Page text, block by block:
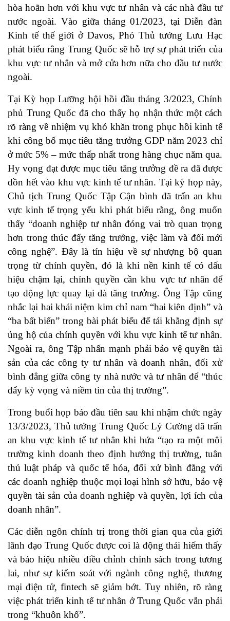
hòa hoãn hơn với khu vực tư nhân và các nhà đầu tư
nước ngoài. Vào giữa tháng 01/2023, tại Diễn đàn
Kinh tế thế giới ở Davos, Phó Thủ tướng Lưu Hạc
phát biểu rằng Trung Quốc sẽ hỗ trợ sự phát triển của
khu vực tư nhân và mở cửa hơn nữa cho đầu tư nước
ngoài.
Tại Kỳ họp Lưỡng hội hồi đầu tháng 3/2023, Chính
phủ Trung Quốc đã cho thấy họ nhận thức một cách
rõ ràng về nhiệm vụ khó khăn trong phục hồi kinh tế
khi công bố mục tiêu tăng trưởng GDP năm 2023 chỉ
ở mức 5% – mức thấp nhất trong hàng chục năm qua.
Hy vọng đạt được mục tiêu tăng trưởng đề ra đã được
dồn hết vào khu vực kinh tế tư nhân. Tại kỳ họp này,
Chủ tịch Trung Quốc Tập Cận bình đã trấn an khu
vực kinh tế trọng yếu khi phát biểu rằng, ông muốn
thấy “doanh nghiệp tư nhân đóng vai trò quan trọng
hơn trong thúc đẩy tăng trưởng, việc làm và đổi mới
công nghệ”. Đây là tín hiệu về sự nhượng bộ quan
trọng từ chính quyền, đó là khi nền kinh tế có dấu
hiệu chậm lại, chính quyền cần khu vực tư nhân để
tạo động lực quay lại đà tăng trưởng. Ông Tập cũng
nhắc lại hai khái niệm kim chỉ nam “hai kiên định” và
“ba bất biến” trong bài phát biểu để tái khẳng định sự
ủng hộ của chính quyền với khu vực kinh tế tư nhân.
Ngoài ra, ông Tập nhấn mạnh phải bảo vệ quyền tài
sản của các công ty tư nhân và doanh nhân, đối xử
bình đẳng giữa công ty nhà nước và tư nhân để “thúc
đẩy kỳ vọng và niềm tin của thị trường”.
Trong buổi họp báo đầu tiên sau khi nhậm chức ngày
13/3/2023, Thủ tướng Trung Quốc Lý Cường đã trấn
an khu vực kinh tế tư nhân khi hứa “tạo ra một môi
trường kinh doanh theo định hướng thị trường, tuân
thủ luật pháp và quốc tế hóa, đối xử bình đẳng với
các doanh nghiệp thuộc mọi loại hình sở hữu, bảo vệ
quyền tài sản của doanh nghiệp và quyền, lợi ích của
doanh nhân”.
Các diễn ngôn chính trị trong thời gian qua của giới
lãnh đạo Trung Quốc được coi là động thái hiếm thấy
và báo hiệu nhiều điều chỉnh chính sách trong tương
lai, như sự kiểm soát với ngành công nghệ, thương
mại điện tử, fintech sẽ giảm bớt. Tuy nhiên, rõ ràng
việc phát triển kinh tế tư nhân ở Trung Quốc vẫn phải
trong “khuôn khổ”.